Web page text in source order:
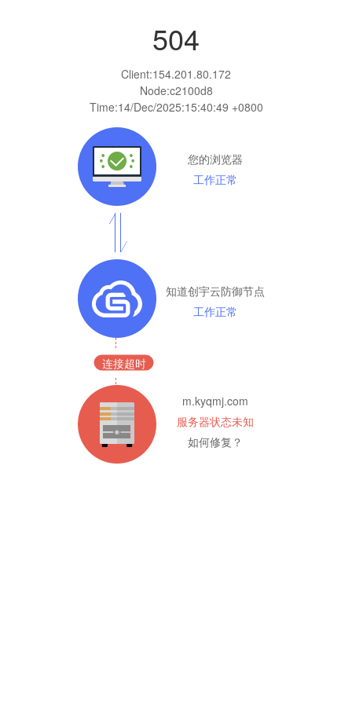
504
Client:154.201.80.172
Node:c2100d8
Time:14/Dec/2025:15:40:49 +0800
您的浏览器
工作正常
知道创宇云防御节点
工作正常
连接超时
m.kyqmj.com
服务器状态未知
如何修复？